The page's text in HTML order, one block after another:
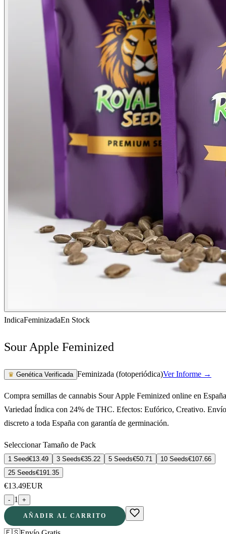
IndicaFeminizadaEn Stock
Sour Apple Feminized
♛ Genética Verificada Feminizada (fotoperiódica)Ver Informe →
Compra semillas de cannabis Sour Apple Feminized online en
Variedad Índica con 24% de THC. Efectos: Eufórico, Creativo. Envío
discreto a toda España con garantía de germinación.
Seleccionar Tamaño de Pack
1 Seed€13.49 3 Seeds€35.22 5 Seeds€50.71 10 Seeds€107.66
25 Seeds€191.35
€13.49EUR
- 1 +
AÑADIR AL CARRITO